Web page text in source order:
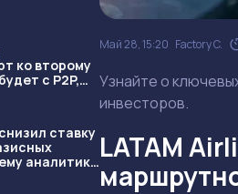
ко второму
с P2P,
ставку
аналитики
Май 28, 15:20 Factory C.
Узнайте о
инвесторов.
LATAM